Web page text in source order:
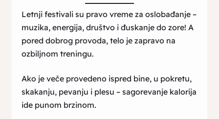
Letnji festivali su pravo vreme za oslobađanje –
muzika, energija, društvo i đuskanje do zore! A
pored dobrog provoda, telo je zapravo na
ozbiljnom treningu.
Ako je veče provedeno ispred bine, u pokretu,
skakanju, pevanju i plesu – sagorevanje kalorija
ide punom brzinom.